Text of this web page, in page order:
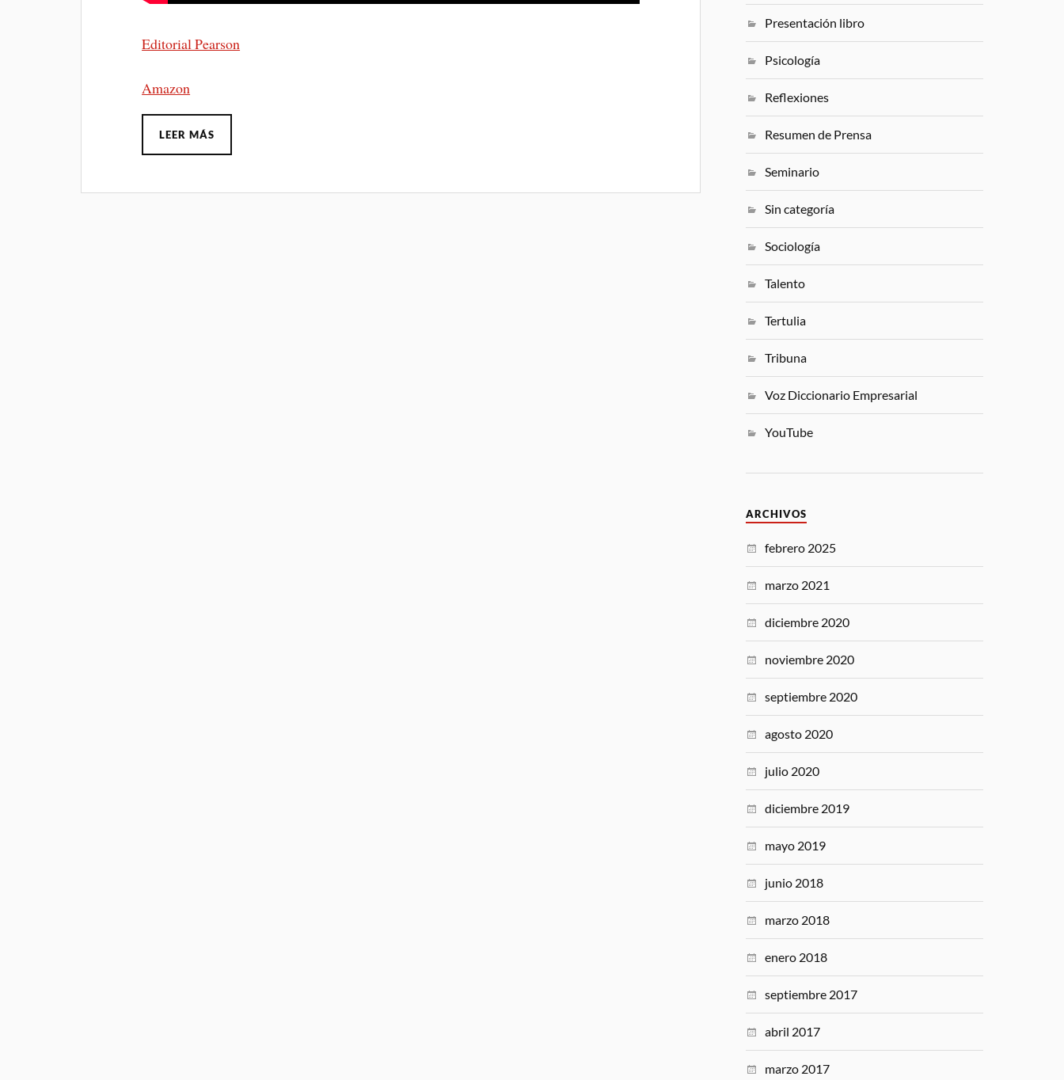
Editorial Pearson
Amazon
LEER MÁS
Presentación libro
Psicología
Reflexiones
Resumen de Prensa
Seminario
Sin categoría
Sociología
Talento
Tertulia
Tribuna
Voz Diccionario Empresarial
YouTube
ARCHIVOS
febrero 2025
marzo 2021
diciembre 2020
noviembre 2020
septiembre 2020
agosto 2020
julio 2020
diciembre 2019
mayo 2019
junio 2018
marzo 2018
enero 2018
septiembre 2017
abril 2017
marzo 2017